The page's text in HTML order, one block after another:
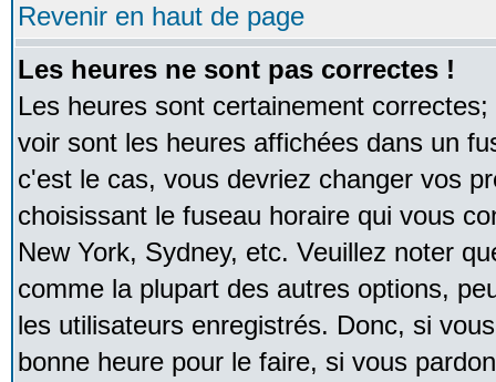
Revenir en haut de page
Les heures ne sont pas correctes !
Les heures sont certainement
voir sont les heures affichées dans un
c'est le cas, vous devriez changer vos
choisissant le fuseau horaire qui vous
New York, Sydney, etc. Veuillez noter
comme la plupart des autres options,
les utilisateurs enregistrés. Donc, si
bonne heure pour le faire, si vous